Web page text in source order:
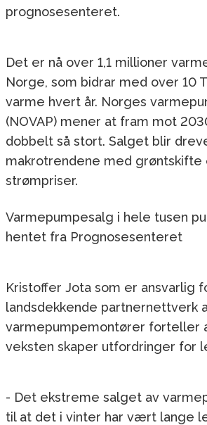
prognosesenteret.
Det er nå over 1,1 millioner
Norge, som bidrar med over 10
varme hvert år. Norges
(NOVAP) mener at fram mot
dobbelt så stort. Salget blir
makrotrendene med grøntskifte
strømpriser.
Varmepumpesalg i hele tusen
hentet fra Prognosesenteret
Kristoffer Jota som er ansvarlig
landsdekkende partnernettverk
varmepumpemontører forteller
veksten skaper utfordringer for
- Det ekstreme salget av
til at det i vinter har vært lange